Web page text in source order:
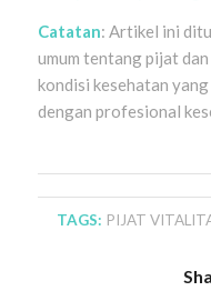
Catatan: Artikel ini
umum tentang pijat
kondisi kesehatan
dengan profesional
TAGS: PIJAT